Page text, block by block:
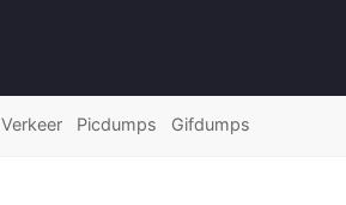
Verkeer Picdumps Gifdumps